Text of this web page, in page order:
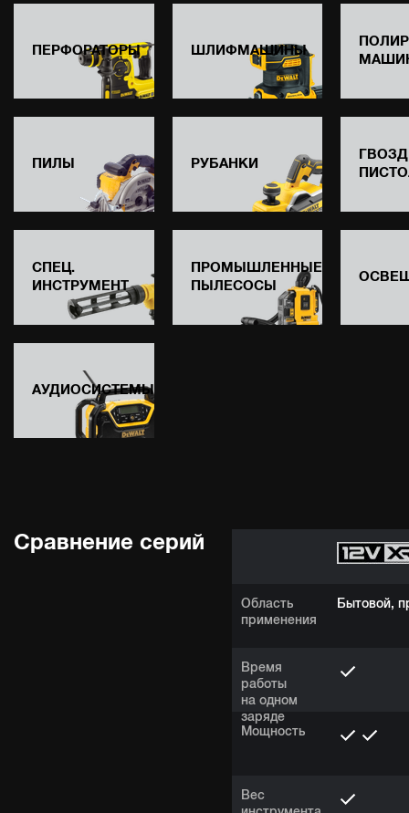
ПЕРФОРАТОРЫ ШЛИФМАШИНЫ
ПИЛЫ РУБАНКИ
СПЕЦ.
ИНСТРУМЕНТ
ПРОМЫШЛЕННЫЕ
ПЫЛЕСОСЫ
АУДИОСИСТЕМЫ
Сравнение серий
Область
применения
Время
работы
на одном
заряде
Мощность
Вес
Бытовой,